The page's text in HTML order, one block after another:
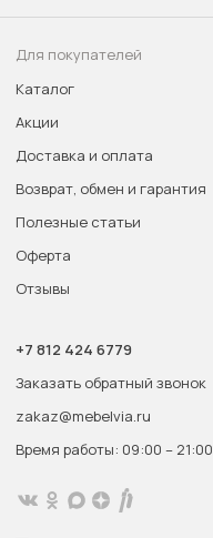
Для покупателей
Каталог
Акции
Доставка и оплата
Возврат, обмен и гарантия
Полезные статьи
Оферта
Отзывы
+7 812 424 6779
Заказать обратный звонок
zakaz@mebelvia.ru
Время работы: 09:00 – 21:00